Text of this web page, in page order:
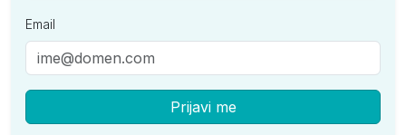
Email
Prijavi me